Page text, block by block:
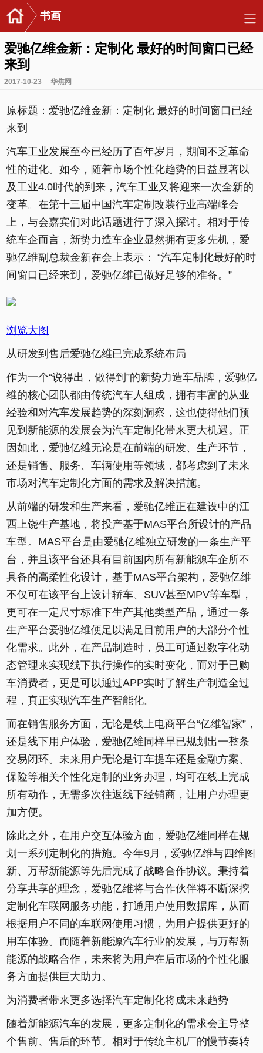
书画
爱驰亿维金新：定制化 最好的时间窗口已经
来到
2017-10-23 华焦网
原标题：爱驰亿维金新：定制化 最好的时间窗口已经
来到
汽车工业发展至今已经历了百年岁月，期间不乏革命
性的进化。如今，随着市场个性化趋势的日益显著以
及工业4.0时代的到来，汽车工业又将迎来一次全新的
变革。在第十三届中国汽车定制改装行业高端峰会
上，与会嘉宾们对此话题进行了深入探讨。相对于传
统车企而言，新势力造车企业显然拥有更多先机，爱
驰亿维副总裁金新在会上表示： “汽车定制化最好的时
间窗口已经来到，爱驰亿维已做好足够的准备。”
浏览大图
从研发到售后爱驰亿维已完成系统布局
作为一个“说得出，做得到”的新势力造车品牌，爱驰亿
维的核心团队都由传统汽车人组成，拥有丰富的从业
经验和对汽车发展趋势的深刻洞察，这也使得他们预
见到新能源的发展会为汽车定制化带来更大机遇。正
因如此，爱驰亿维无论是在前端的研发、生产环节，
还是销售、服务、车辆使用等领域，都考虑到了未来
市场对汽车定制化方面的需求及解决措施。
从前端的研发和生产来看，爱驰亿维正在建设中的江
西上饶生产基地，将投产基于MAS平台所设计的产品
车型。MAS平台是由爱驰亿维独立研发的一条生产平
台，并且该平台还具有目前国内所有新能源车企所不
具备的高柔性化设计，基于MAS平台架构，爱驰亿维
不仅可在该平台上设计轿车、SUV甚至MPV等车型，
更可在一定尺寸标准下生产其他类型产品，通过一条
生产平台爱驰亿维便足以满足目前用户的大部分个性
化需求。此外，在产品制造时，员工可通过数字化动
态管理来实现线下执行操作的实时变化，而对于已购
车消费者，更是可以通过APP实时了解生产制造全过
程，真正实现汽车生产智能化。
而在销售服务方面，无论是线上电商平台“亿维智家”，
还是线下用户体验，爱驰亿维同样早已规划出一整条
交易闭环。未来用户无论是订车提车还是金融方案、
保险等相关个性化定制的业务办理，均可在线上完成
所有动作，无需多次往返线下经销商，让用户办理更
加方便。
除此之外，在用户交互体验方面，爱驰亿维同样在规
划一系列定制化的措施。今年9月，爱驰亿维与四维图
新、万帮新能源等先后完成了战略合作协议。秉持着
分享共享的理念，爱驰亿维将与合作伙伴将不断深挖
定制化车联网服务功能，打通用户使用数据库，从而
根据用户不同的车联网使用习惯，为用户提供更好的
用车体验。而随着新能源汽车行业的发展，与万帮新
能源的战略合作，未来将为用户在后市场的个性化服
务方面提供巨大助力。
为消费者带来更多选择汽车定制化将成未来趋势
随着新能源汽车的发展，更多定制化的需求会主导整
个售前、售后的环节。相对于传统主机厂的慢节奏转